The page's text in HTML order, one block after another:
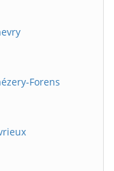
Forens